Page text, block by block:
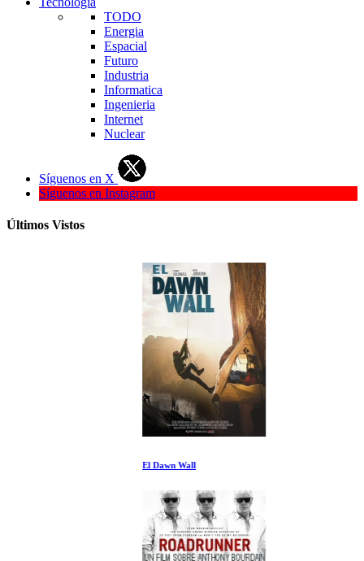
TODO
Energia
Espacial
Futuro
Industria
Informatica
Ingenieria
Internet
Nuclear
Síguenos en X
Síguenos en Instagram
Últimos Vistos